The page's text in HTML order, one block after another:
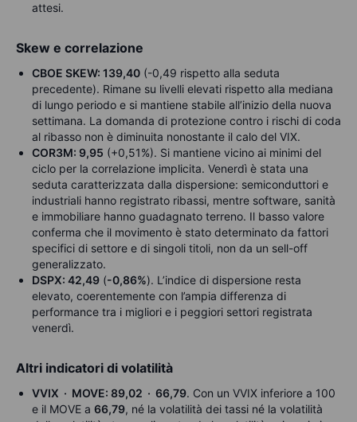
attesi.
Skew e correlazione
CBOE SKEW: 139,40 (-0,49 rispetto alla seduta
precedente). Rimane su livelli elevati rispetto alla mediana
di lungo periodo e si mantiene stabile all’inizio della nuova
settimana. La domanda di protezione contro i rischi di coda
al ribasso non è diminuita nonostante il calo del VIX.
COR3M: 9,95 (+0,51%). Si mantiene vicino ai minimi del
ciclo per la correlazione implicita. Venerdì è stata una
seduta caratterizzata dalla dispersione: semiconduttori e
industriali hanno registrato ribassi, mentre software, sanità
e immobiliare hanno guadagnato terreno. Il basso valore
conferma che il movimento è stato determinato da fattori
specifici di settore e di singoli titoli, non da un sell-off
generalizzato.
DSPX: 42,49 (-0,86%). L’indice di dispersione resta
elevato, coerentemente con l’ampia differenza di
performance tra i migliori e i peggiori settori registrata
venerdì.
Altri indicatori di volatilità
VVIX · MOVE: 89,02 · 66,79. Con un VVIX inferiore a 100
e il MOVE a 66,79, né la volatilità dei tassi né la volatilità